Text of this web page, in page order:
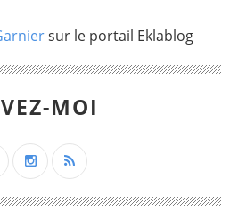
sur le portail Eklablog
MOI